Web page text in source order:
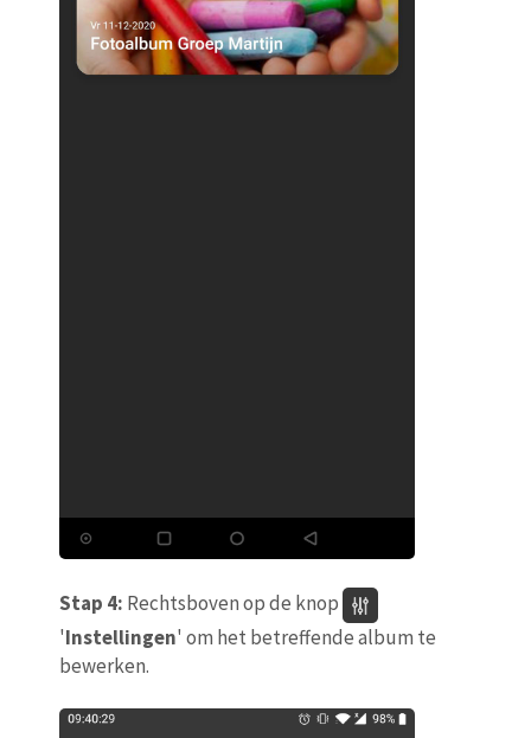
Stap 4: Rechtsboven op de knop
'Instellingen' om het betreffende album te
bewerken.